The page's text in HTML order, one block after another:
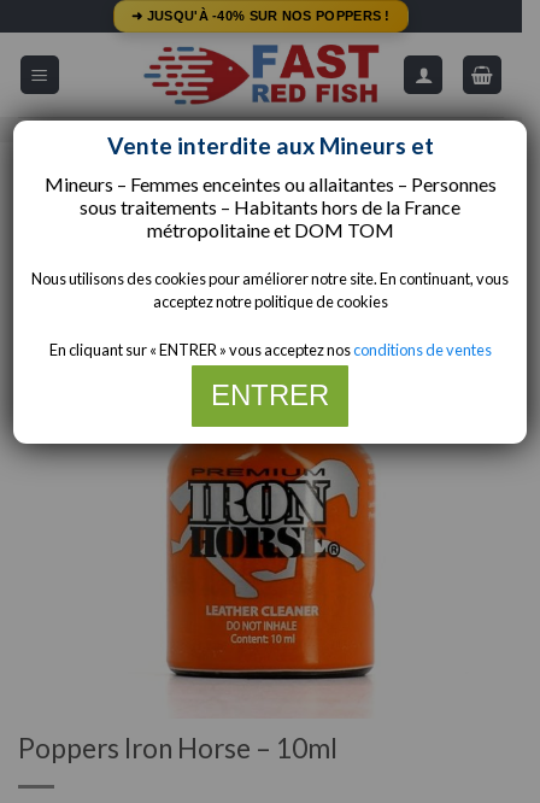
contenu
➜ JUSQU'À -40% SUR NOS POPPERS !
ACCUEIL COMPOSITIONS / PENTYLE
Poppers Iron Horse – 10ml
Vente interdite aux Mineurs et
Mineurs – Femmes enceintes ou allaitantes – Personnes
sous traitements – Habitants hors de la France
métropolitaine et DOM TOM
Nous utilisons des cookies pour améliorer notre site. En continuant, vous
acceptez notre politique de cookies
En cliquant sur « ENTRER » vous acceptez nosconditions de ventes
Merci de votre compréhension
ENTRER